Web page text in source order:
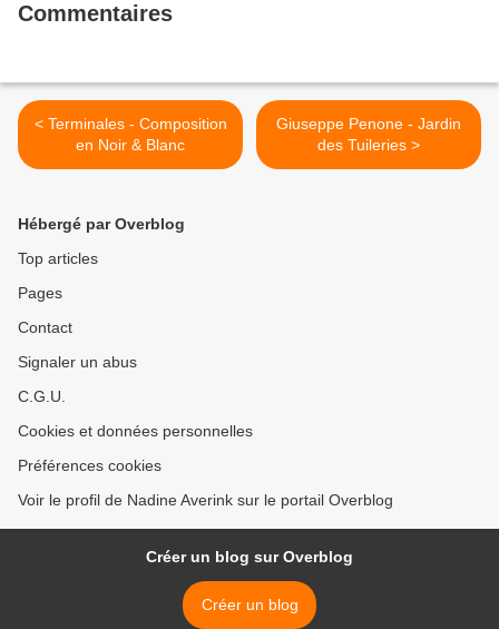
Commentaires
< Terminales - Composition
en Noir & Blanc
Giuseppe Penone - Jardin
des Tuileries >
Hébergé par Overblog
Top articles
Pages
Contact
Signaler un abus
C.G.U.
Cookies et données personnelles
Préférences cookies
Voir le profil de Nadine Averink sur le portail Overblog
Créer un blog sur Overblog
Créer un blog